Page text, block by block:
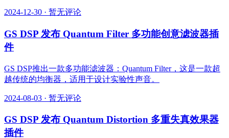
2024-12-30 · 暂无评论
GS DSP 发布 Quantum Filter 多功能创意滤波器插
件
GS DSP推出一款多功能滤波器：Quantum Filter，这是一款超
越传统的均衡器，适用于设计实验性声音。
2024-08-03 · 暂无评论
GS DSP 发布 Quantum Distortion 多重失真效果器
插件